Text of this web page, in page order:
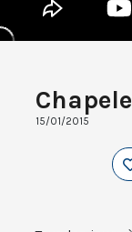
15/01/2015